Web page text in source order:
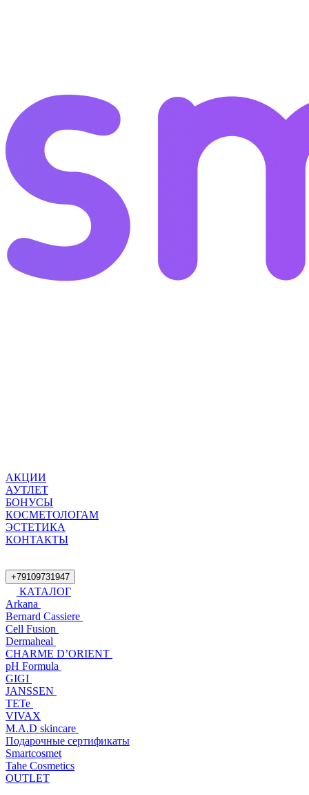
АКЦИИ
АУТЛЕТ
БОНУСЫ
КОСМЕТОЛОГАМ
ЭСТЕТИКА
КОНТАКТЫ
+79109731947
КАТАЛОГ
Arkana
Bernard Cassiere
Cell Fusion
Dermaheal
CHARME D’ORIENT
pH Formula
GIGI
JANSSEN
TETe
VIVAX
M.A.D skincare
Подарочные сертификаты
Smartcosmet
Tahe Cosmetics
OUTLET